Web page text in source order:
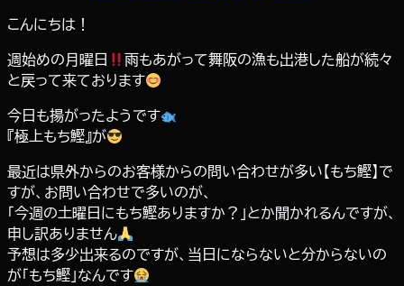
こんにちは！
週始めの月曜日
雨もあがって舞阪の漁も出港した船が続々
と戻って来ております
今日も揚がったようです
『極上もち鰹』が
最近は県外からのお客様からの問い合わせが多い【もち鰹】で
すが、お問い合わせで多いのが、
「今週の土曜日にもち鰹ありますか？」とか聞かれるんですが、
申し訳ありません
予想は多少出来るのですが、当日にならないと分からないの
が「もち鰹」なんです